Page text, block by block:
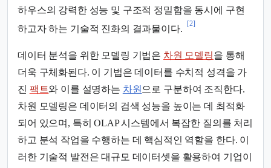
하우스의 강력한 성능 및 구조적 정밀함을 동시에 구현
하고자 하는 기술적 진화의 결과물이다.
[2]
데이터 분석을 위한 모델링 기법은 차원 모델링을 통해
더욱 구체화된다. 이 기법은 데이터를 수치적 성격을 가
진 팩트와 이를 설명하는 차원 으로 구분하여 조직한다.
차원 모델링은 데이터의 검색 성능을 높이는 데 최적화
되어 있으며, 특히 OLAP 시스템에서 복잡한 질의를 처리
하고 분석 작업을 수행하는 데 핵심적인 역할을 한다. 이
러한 기술적 발전은 대규모 데이터셋을 활용하여 기업이